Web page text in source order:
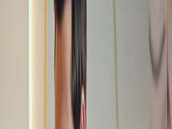
caracteriza-se pelo acesso a bens e
outros indivíduos,
um aplicativo para chamar um Uber ou
pelo Airbnb, está colocando o conceito em
utiliza o próprio carro, ou um modelo
dele, e o coloca à sua disposição
modo, uma pessoa que tenha um
por alguns meses pode cadastrá-lo no